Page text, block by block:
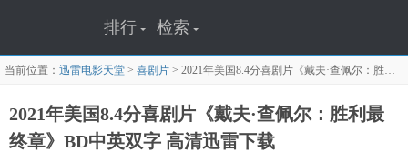
排行 检索
当前位置： 迅雷电影天堂 > 喜剧片 > 2021年美国8.4分喜剧片《戴夫·查佩尔：胜利最终章》BD中英双字
2021年美国8.4分喜剧片《戴夫·查佩尔：胜利最
终章》BD中英双字 高清迅雷下载